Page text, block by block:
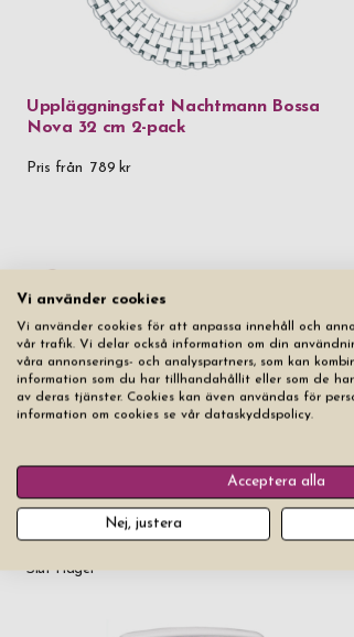
Uppläggningsfat Nachtmann Bossa
Nova 32 cm 2-pack
Pris från 789 kr
Skärbräda Bambu Eva Solo Nordic
Kitchen 32 x 24 cm
Slut i lager
Vi använder cookies
Vi använder cookies för att anpassa innehåll och
vår trafik. Vi delar också information om din
våra annonserings- och analyspartners, som kan
information som du har tillhandahållit eller som de
av deras tjänster. Cookies kan även användas för
information om cookies se vår dataskyddspolicy.
Acceptera alla
Nej, justera